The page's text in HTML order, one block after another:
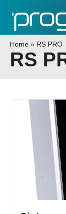
Home » RS PRO
RS